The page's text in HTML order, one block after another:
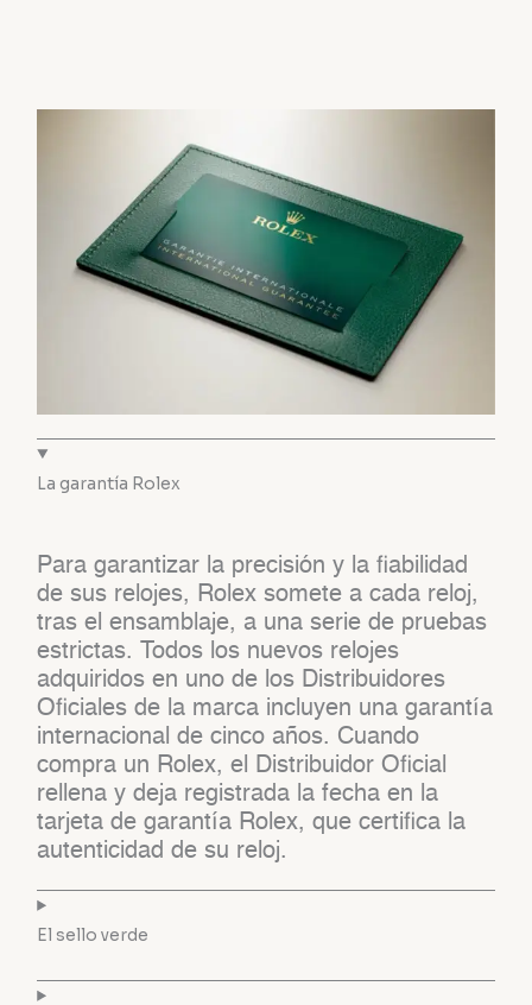
La garantía Rolex
Para garantizar la precisión y la fiabilidad
de sus relojes, Rolex somete a cada reloj,
tras el ensamblaje, a una serie de pruebas
estrictas. Todos los nuevos relojes
adquiridos en uno de los Distribuidores
Oficiales de la marca incluyen una garantía
internacional de cinco años. Cuando
compra un Rolex, el Distribuidor Oficial
rellena y deja registrada la fecha en la
tarjeta de garantía Rolex, que certifica la
autenticidad de su reloj.
El sello verde